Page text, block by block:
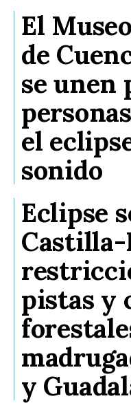
El
de
se unen
el
sonido
Eclipse
Castilla-
pistas y
y